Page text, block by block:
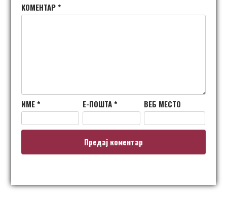
КОМЕНТАР*
ИМЕ* Е-ПОШТА* ВЕБ МЕСТО